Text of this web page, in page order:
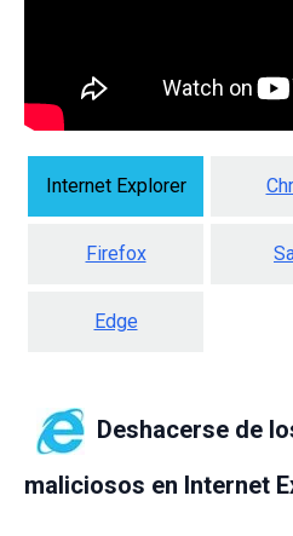
Internet Explorer
Firefox
Edge
Deshacerse de
maliciosos en Internet